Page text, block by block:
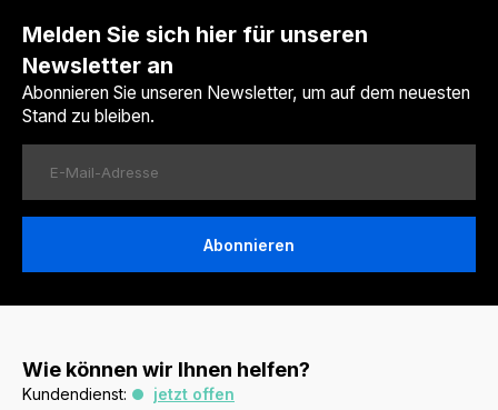
Melden Sie sich hier für unseren
Newsletter an
Abonnieren Sie unseren Newsletter, um auf dem neuesten
Stand zu bleiben.
Abonnieren
Wie können wir Ihnen helfen?
Kundendienst:
jetzt offen